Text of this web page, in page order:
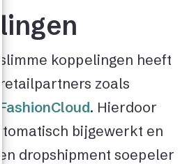
koppelingen heeft
zoals
. Hierdoor
bijgewerkt en
dropshipment soepeler